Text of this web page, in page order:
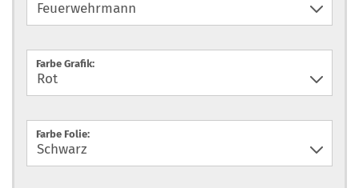
Farbe Grafik:
Farbe Folie: